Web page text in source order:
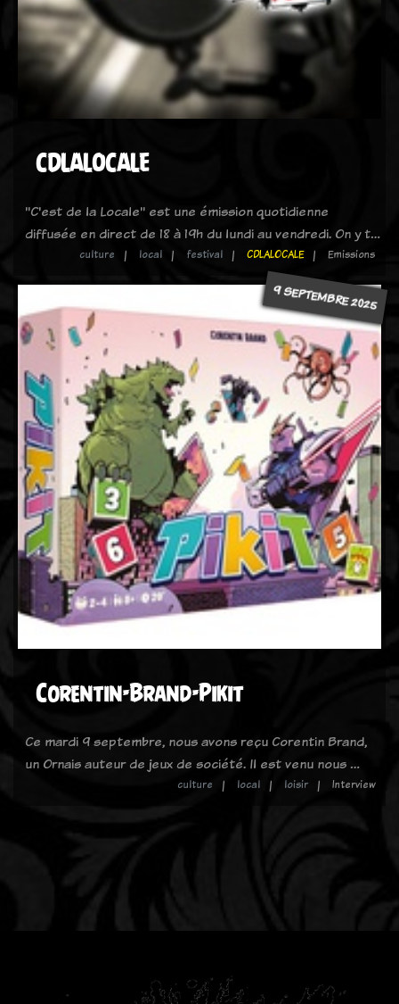
CDLALOCALE
"C'est de la Locale" est une émission quotidienne
diffusée en direct de 18 à 19h du lundi au vendredi. On y t…
culture local festival CDLALOCALE Emissions
9 SEPTEMBRE 2025
Corentin-Brand-Pikit
Ce mardi 9 septembre, nous avons reçu Corentin Brand,
un Ornais auteur de jeux de société. Il est venu nous …
culture local loisir Interview